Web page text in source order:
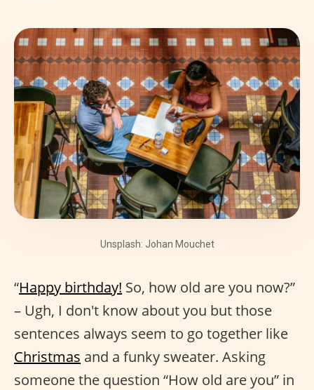
Unsplash: Johan Mouchet
“Happy birthday! So, how old are you now?”
– Ugh, I don't know about you but those
sentences always seem to go together like
Christmas and a funky sweater. Asking
someone the question “How old are you” in